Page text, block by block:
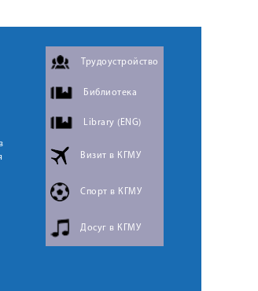
Трудоустройство
Библиотека
Library (ENG)
Визит в КГМУ
Спорт в КГМУ
Досуг в КГМУ